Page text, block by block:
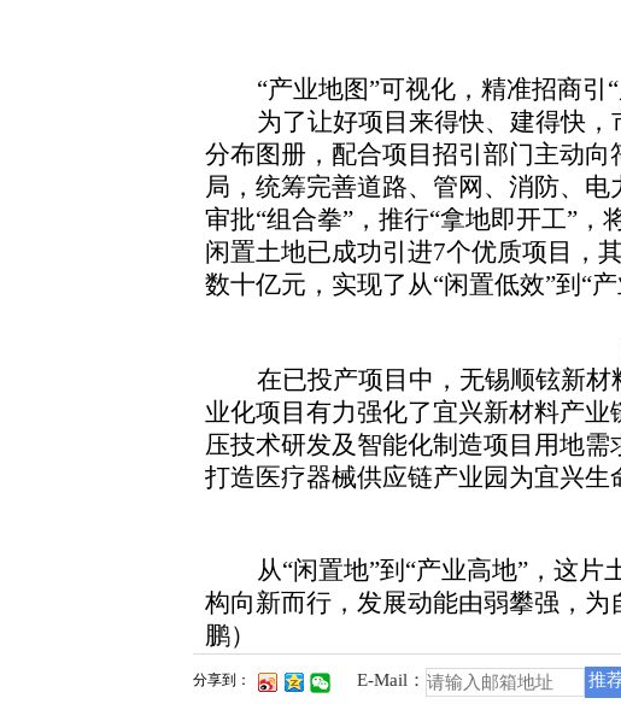
“产业地图”可视化，精准招商引
为了让好项目来得快、建得快
分布图册，配合项目招引部门主动
局，统筹完善道路、管网、消防、
审批“组合拳”，推行“拿地即开工”
闲置土地已成功引进7个优质项目，
数十亿元，实现了从“闲置低效”到“产
在已投产项目中，无锡顺铉新
业化项目有力强化了宜兴新材料产
压技术研发及智能化制造项目用地
打造医疗器械供应链产业园为宜兴生
从“闲置地”到“产业高地”，这
构向新而行，发展动能由弱攀强，
鹏）
分享到： E-Mail： 推